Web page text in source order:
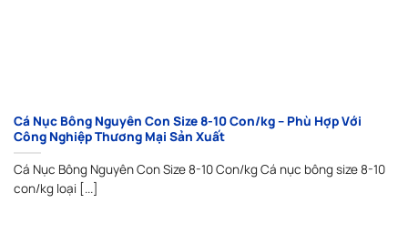
Cá Nục Bông Nguyên Con Size 8-10 Con/kg – Phù Hợp Với
Công Nghiệp Thương Mại Sản Xuất
Cá Nục Bông Nguyên Con Size 8-10 Con/kg Cá nục bông size 8-10
con/kg loại [...]